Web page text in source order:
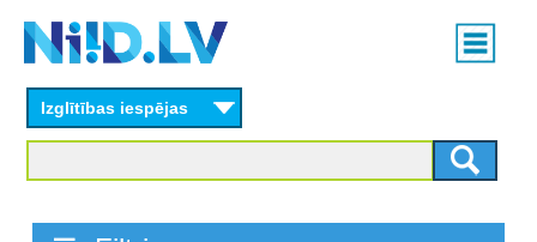
content
Main
menu
Izglītības iespējas